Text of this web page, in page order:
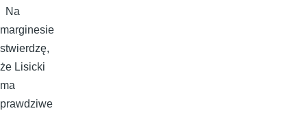
Na
marginesie
stwierdzę,
że Lisicki
ma
prawdziwe